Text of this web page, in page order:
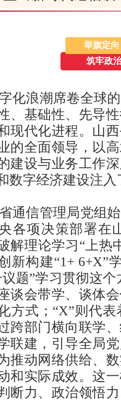
举旗定向
筑牢政
化浪潮席卷全球
、基础性、先导
现代化进程。山
的全面领导，以
建设与业务工作
数字经济建设注
通信管理局党组
各项决策部署在
解理论学习“上热
新构建“1+ 6+X”
题”学习贯彻这
谈会带学、谈体
方式；“X”则代
跨部门横向联学
联建，引导全局
推动网络供给、
和实际成效。这
断力、政治领悟